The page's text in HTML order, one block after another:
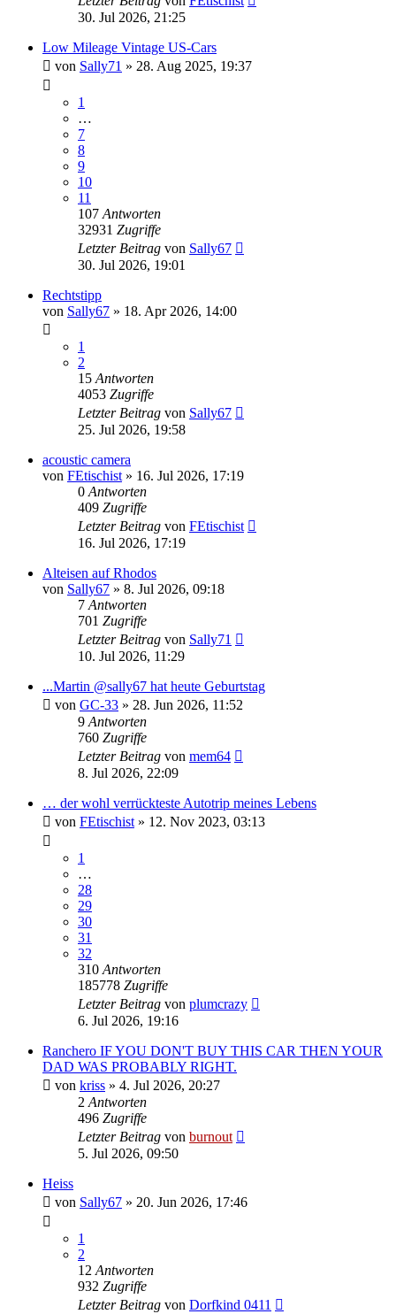
30. Jul 2026, 21:25
Low Mileage Vintage US-Cars
von Sally71 » 28. Aug 2025, 19:37
1
…
7
8
9
10
11
107 Antworten
32931 Zugriffe
Letzter Beitrag von Sally67
30. Jul 2026, 19:01
Rechtstipp
von Sally67 » 18. Apr 2026, 14:00
1
2
15 Antworten
4053 Zugriffe
Letzter Beitrag von Sally67
25. Jul 2026, 19:58
acoustic camera
von FEtischist » 16. Jul 2026, 17:19
0 Antworten
409 Zugriffe
Letzter Beitrag von FEtischist
16. Jul 2026, 17:19
Alteisen auf Rhodos
von Sally67 » 8. Jul 2026, 09:18
7 Antworten
701 Zugriffe
Letzter Beitrag von Sally71
10. Jul 2026, 11:29
...Martin @sally67 hat heute Geburtstag
von GC-33 » 28. Jun 2026, 11:52
9 Antworten
760 Zugriffe
Letzter Beitrag von mem64
8. Jul 2026, 22:09
… der wohl verrückteste Autotrip meines Lebens
von FEtischist » 12. Nov 2023, 03:13
1
…
28
29
30
31
32
310 Antworten
185778 Zugriffe
Letzter Beitrag von plumcrazy
6. Jul 2026, 19:16
Ranchero IF YOU DON'T BUY THIS CAR THEN YOUR
DAD WAS PROBABLY RIGHT.
von kriss » 4. Jul 2026, 20:27
2 Antworten
496 Zugriffe
Letzter Beitrag von burnout
5. Jul 2026, 09:50
Heiss
von Sally67 » 20. Jun 2026, 17:46
1
2
12 Antworten
932 Zugriffe
Letzter Beitrag von Dorfkind 0411